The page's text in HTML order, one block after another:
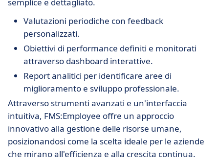
Valutazioni periodiche con feedback
personalizzati.
Obiettivi di performance definiti e monitorati
attraverso dashboard interattive.
Report analitici per identificare aree di
miglioramento e sviluppo professionale.
Attraverso strumenti avanzati e un'interfaccia
intuitiva, FMS:Employee offre un approccio
innovativo alla gestione delle risorse umane,
posizionandosi come la scelta ideale per le aziende
che mirano all'efficienza e alla crescita continua.